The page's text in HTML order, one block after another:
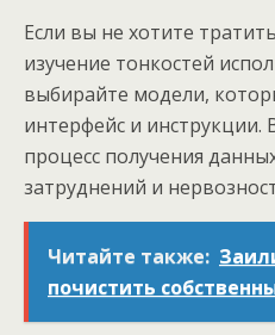
Если вы не хотите
изучение тонкостей
выбирайте модели,
интерфейс и инструкции.
процесс получения
затруднений и
Читайте также:
почистить